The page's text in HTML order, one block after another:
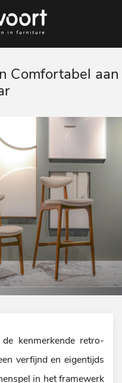
Comfortabel aan
kenmerkende retro-
verfijnd en eigentijds
in het framewerk